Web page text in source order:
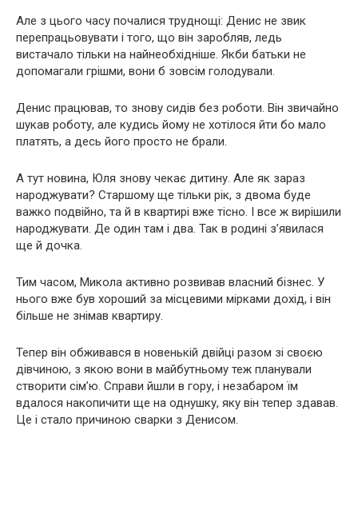
Але з цього часу почалися труднощі: Денис не звик
перепрацьовувати і того, що він заробляв, ледь
вистачало тільки на найнеобхідніше. Якби батьки не
допомагали грішми, вони б зовсім голодували.
Денис працював, то знову сидів без роботи. Він звичайно
шукав роботу, але кудись йому не хотілося йти бо мало
платять, а десь його просто не брали.
А тут новина, Юля знову чекає дитину. Але як зараз
народжувати? Старшому ще тільки рік, з двома буде
важко подвійно, та й в квартирі вже тісно. І все ж вирішили
народжувати. Де один там і два. Так в родині з’явилася
ще й дочка.
Тим часом, Микола активно розвивав власний бізнес. У
нього вже був хороший за місцевими мірками дохід, і він
більше не знімав квартиру.
Тепер він обживався в новенькій двійці разом зі своєю
дівчиною, з якою вони в майбутньому теж планували
створити сім’ю. Справи йшли в гору, і незабаром їм
вдалося накопичити ще на однушку, яку він тепер здавав.
Це і стало причиною сварки з Денисом.